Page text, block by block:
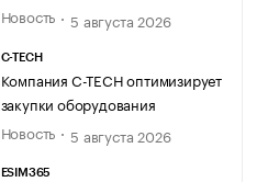
Новость
5 августа 2026
C-TECH
Компания C-TECH оптимизирует
закупки оборудования
Новость
5 августа 2026
ESIM365